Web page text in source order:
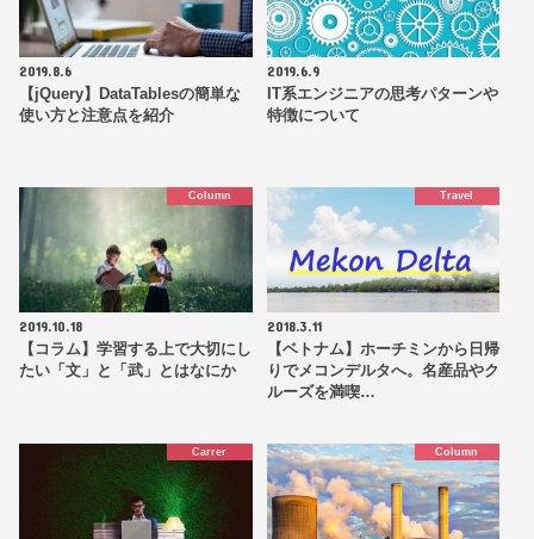
2019.8.6
【jQuery】DataTablesの簡単な
使い方と注意点を紹介
2019.6.9
IT系エンジニアの思考パターンや
特徴について
Column
2019.10.18
【コラム】学習する上で大切にし
たい「文」と「武」とはなにか
Travel
2018.3.11
【ベトナム】ホーチミンから日帰
りでメコンデルタへ。名産品やク
ルーズを満喫…
Carrer Column